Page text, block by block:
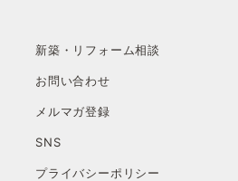
新築・リフォーム相談
お問い合わせ
メルマガ登録
SNS
プライバシーポリシー